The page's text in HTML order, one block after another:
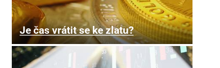
Je čas vrátit se ke zlatu?